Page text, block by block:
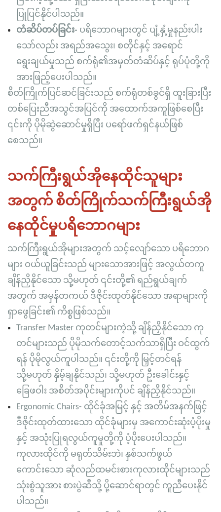
ပြုပြင်နိုင်ပါသည်။
တံဆိပ်တပ်ခြင်း- ပရိဘောဂများတွင် ပျံ့နှံ့မှုနည်းပါး
သော်လည်း အရည်အသွေး၊ စတိုင်နှင့် အရောင်
ရွေးချယ်မှုသည် စက်ရုံ၏အမှတ်တံဆိပ်နှင့် ရုပ်ပုံတို့ကို
အားဖြည့်ပေးပါသည်။
စိတ်ကြိုက်ပြင်ဆင်ခြင်းသည် စက်ရုံတစ်ခွင်ရှိ ထူးခြားပြီး
တစ်ပြေးညီအသွင်အပြင်ကို အထောက်အကူဖြစ်စေပြီး
၎င်းကို ပိုမိုဆွဲဆောင်မှုရှိပြီး ပရော်ဖက်ရှင်နယ်ဖြစ်
စေသည်။
သက်ကြီးရွယ်အိုနေထိုင်သူများ
အတွက် စိတ်ကြိုက်သက်ကြီးရွယ်အို
နေထိုင်မှုပရိဘောဂများ
သက်ကြီးရွယ်အိုများအတွက် သင့်လျော်သော ပရိဘောဂ
များ ဝယ်ယူခြင်းသည် များသောအားဖြင့် အလွယ်တကူ
ချိန်ညှိနိုင်သော သို့မဟုတ် ၎င်းတို့၏ ရည်ရွယ်ချက်
အတွက် အမှန်တကယ် ဒီဇိုင်းထုတ်နိုင်သော အရာများကို
ရှာဖွေခြင်း၏ ကိစ္စဖြစ်သည်။
Transfer Master ကုတင်များကဲ့သို့ ချိန်ညှိနိုင်သော ကု
တင်များသည် ပိုမိုသက်တောင့်သက်သာရှိပြီး ဝင်ထွက်
ရန် ပိုမိုလွယ်ကူပါသည်။ ၎င်းတို့ကို မြှင့်တင်ရန်
သို့မဟုတ် နှိမ့်ချနိုင်သည်၊ သို့မဟုတ် ဦးခေါင်းနှင့်
ခြေဖဝါး အစိတ်အပိုင်းများကိုပင် ချိန်ညှိနိုင်သည်။
Ergonomic Chairs- ထိုင်ခုံအမြင့် နှင့် အတိမ်အနက်ဖြင့်
ဒီဇိုင်းထုတ်ထားသော ထိုင်ခုံများမှ အကောင်းဆုံးပံ့ပိုးမှု
နှင့် အသုံးပြုရလွယ်ကူမှုတို့ကို ပံ့ပိုးပေးပါသည်။
ကုလားထိုင်ကို မရုတ်သိမ်းဘဲ၊ နှစ်သက်ဖွယ်
ကောင်းသော ဆုံလည်ထမင်းစားကုလားထိုင်များသည်
သုံးစွဲသူအား စားပွဲဆီသို့ ပို့ဆောင်ရာတွင် ကူညီပေးနိုင်
ပါသည်။